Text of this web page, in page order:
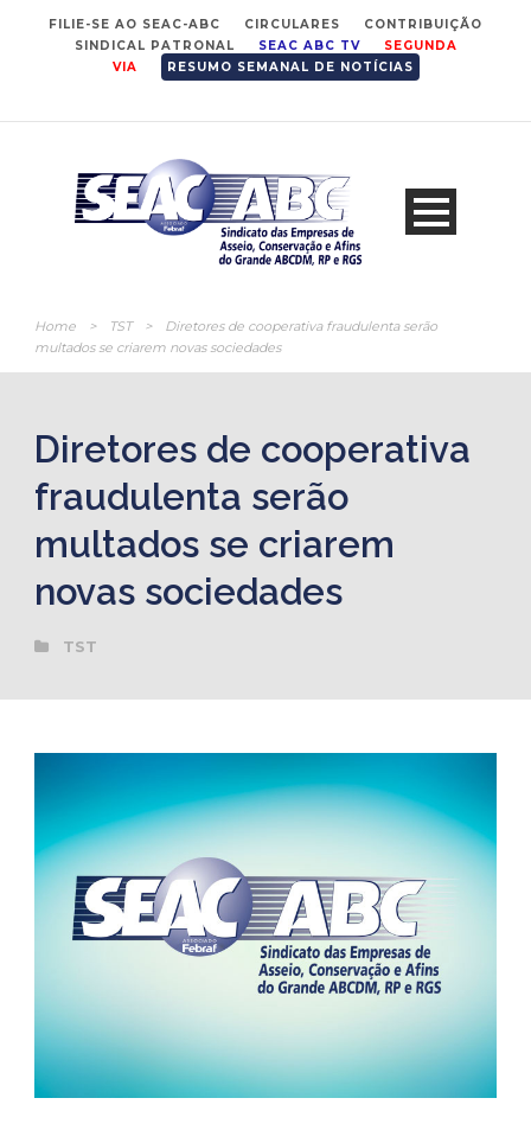
FILIE-SE AO SEAC-ABC CIRCULARES
CONTRIBUIÇÃO
SINDICAL PATRONAL
SEAC ABC TV
SEGUNDA
VIA
RESUMO SEMANAL DE NOTÍCIAS
Home > TST >
Diretores de cooperativa fraudulenta serão
multados se criarem novas sociedades
Diretores de cooperativa
fraudulenta serão
multados se criarem
novas sociedades
TST